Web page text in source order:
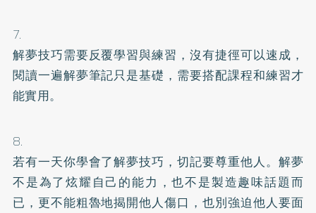
7.
解夢技巧需要反覆學習與練習，沒有捷徑可以速成，
閱讀一遍解夢筆記只是基礎，需要搭配課程和練習才
能實用。
8.
若有一天你學會了解夢技巧，切記要尊重他人。解夢
不是為了炫耀自己的能力，也不是製造趣味話題而
已，更不能粗魯地揭開他人傷口，也別強迫他人要面